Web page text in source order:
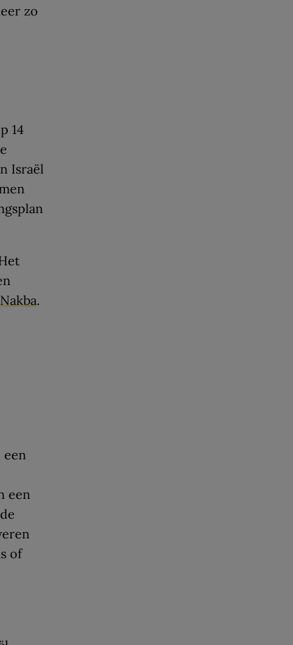
zo
14
Israël
.
een
een
of